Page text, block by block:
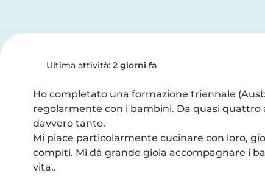
Ultima attività: 2 giorni fa
Ho completato una formazione triennale
regolarmente con i bambini. Da quasi quattro
davvero tanto.
Mi piace particolarmente cucinare con loro,
compiti. Mi dà grande gioia accompagnare i
vita..